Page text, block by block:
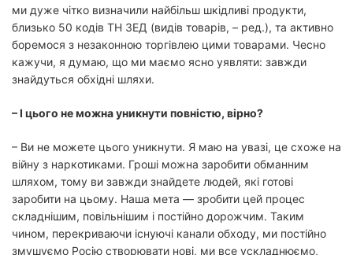
ми дуже чітко визначили найбільш шкідливі продукти,
близько 50 кодів ТН ЗЕД (видів товарів, – ред.), та активно
боремося з незаконною торгівлею цими товарами. Чесно
кажучи, я думаю, що ми маємо ясно уявляти: завжди
знайдуться обхідні шляхи.
– І цього не можна уникнути повністю, вірно?
– Ви не можете цього уникнути. Я маю на увазі, це схоже на
війну з наркотиками. Гроші можна заробити обманним
шляхом, тому ви завжди знайдете людей, які готові
заробити на цьому. Наша мета — зробити цей процес
складнішим, повільнішим і постійно дорожчим. Таким
чином, перекриваючи існуючі канали обходу, ми постійно
змушуємо Росію створювати нові, ми все ускладнюємо,